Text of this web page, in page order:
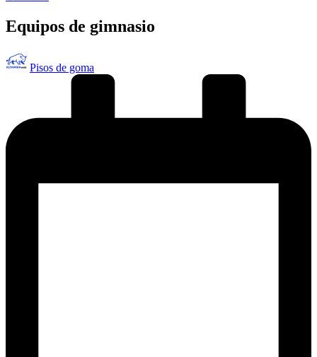
Equipos de gimnasio
Publicado
por
Pisos de goma